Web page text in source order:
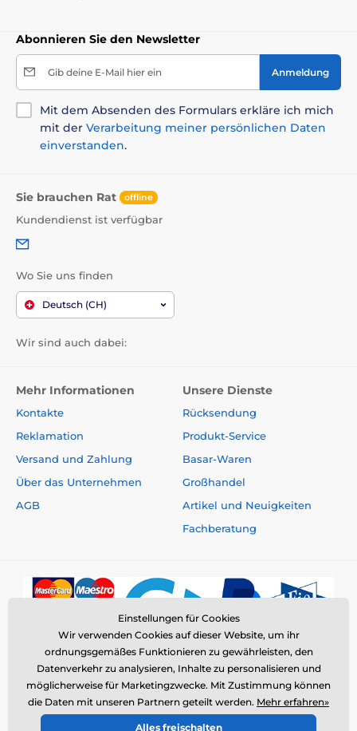
Abonnieren Sie den Newsletter
Gib deine E-Mail hier ein Anmeldung
Mit dem Absenden des Formulars erkläre ich mich
mit der Verarbeitung meiner persönlichen Daten
einverstanden.
Sie brauchen Rat offline
Kundendienst ist verfügbar
Wo Sie uns finden
Deutsch (CH)
Wir sind auch dabei:
Mehr Informationen
Kontakte
Reklamation
Versand und Zahlung
Über das Unternehmen
AGB
Unsere Dienste
Rücksendung
Produkt-Service
Basar-Waren
Großhandel
Artikel und Neuigkeiten
Fachberatung
© 2026 www.elektro-halsbander.ch ⦁ E-Shop erstellt von
Einstellungen für Cookies
Wir verwenden Cookies auf dieser Website, um ihr
ordnungsgemäßes Funktionieren zu gewährleisten, den
Datenverkehr zu analysieren, Inhalte zu personalisieren und
möglicherweise für Marketingzwecke. Mit Zustimmung können
die Daten mit unseren Partnern geteilt werden. Mehr erfahren»
Alles freischalten